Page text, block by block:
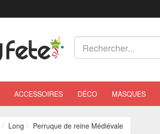
ACCESSOIRES DÉCO MASQUES
Long Perruque de reine Médiévale